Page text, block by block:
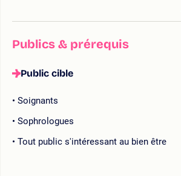
Publics & prérequis
Public cible
Soignants
Sophrologues
Tout public s'intéressant au bien être